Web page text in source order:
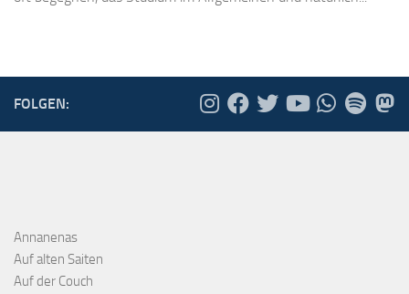
FOLGEN:
Annanenas
Auf alten Saiten
Auf der Couch